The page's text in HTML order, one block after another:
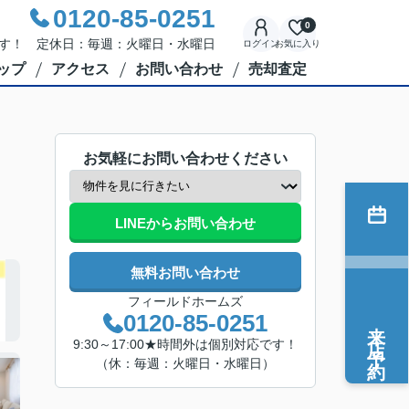
0120-85-0251
！ 定休日：毎週：火曜日・水曜日 ログインお気に入り
0
プ アクセス お問い合わせ 売却査定
お気軽にお問い合わせください
LINEからお問い合わせ
無料お問い合わせ
フィールドホームズ
0120-85-0251
9:30～17:00★時間外は個別対応です！
（休：毎週：火曜日・水曜日）
来店予約